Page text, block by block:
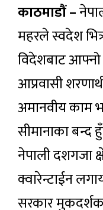
काठमाडौं –
महरले स्वदेश
विदेशबाट आफ्नो
आप्रवासी
अमानवीय काम
सीमानाका बन्द
नेपाली दशगजा
क्वारेन्टाईन
सरकार मुकदर्शक